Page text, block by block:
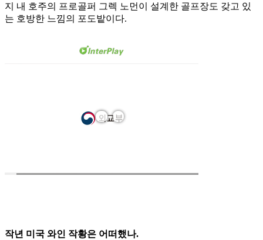
지 내 호주의 프로골퍼 그렉 노먼이 설계한 골프장도 갖고 있
는 호방한 느낌의 포도밭이다.
작년 미국 와인 작황은 어떠했나.